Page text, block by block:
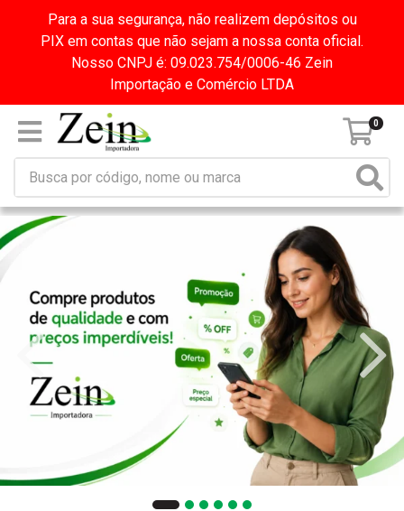
Para a sua segurança, não realizem depósitos ou
PIX em contas que não sejam a nossa conta oficial.
Nosso CNPJ é: 09.023.754/0006-46 Zein
Importação e Comércio LTDA
0